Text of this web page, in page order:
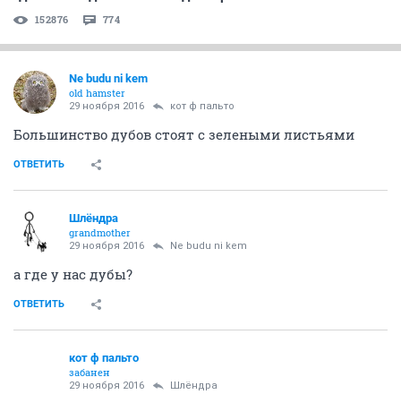
152876 774
Ne budu ni kem
old hamster
29 ноября 2016 кот ф пальто
Большинство дубов стоят с зелеными листьями
ОТВЕТИТЬ
Шлёндра
grandmother
29 ноября 2016 Ne budu ni kem
а где у нас дубы?
ОТВЕТИТЬ
кот ф пальто
забанен
29 ноября 2016 Шлёндра